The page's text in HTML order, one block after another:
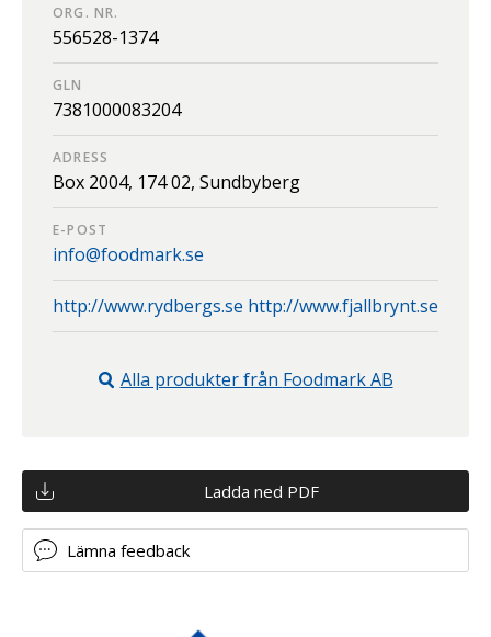
ORG. NR.
556528-1374
GLN
7381000083204
ADRESS
Box 2004, 174 02, Sundbyberg
E-POST
info@foodmark.se
http://www.rydbergs.se http://www.fjallbrynt.se
Alla produkter från Foodmark AB
Ladda ned PDF
Lämna feedback